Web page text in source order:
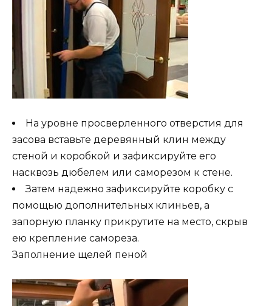
На уровне просверленного отверстия для
засова вставьте деревянный клин между
стеной и коробкой и зафиксируйте его
насквозь дюбелем или саморезом к стене.
Затем надежно зафиксируйте коробку с
помощью дополнительных клиньев, а
запорную планку прикрутите на место, скрыв
ею крепление самореза.
Заполнение щелей пеной